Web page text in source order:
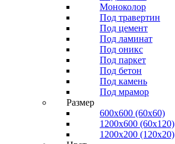
Моноколор
Под травертин
Под цемент
Под ламинат
Под оникс
Под паркет
Под бетон
Под камень
Под мрамор
Размер
600х600 (60х60)
1200х600 (60х120)
1200х200 (120x20)